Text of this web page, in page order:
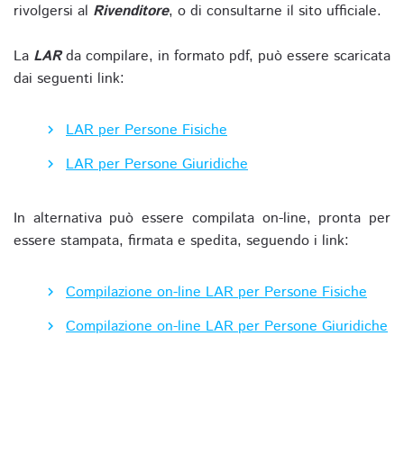
rivolgersi al Rivenditore, o di consultarne il sito ufficiale.
La LARda compilare, in formato pdf, può essere scaricata
dai seguenti link:
LAR per Persone Fisiche
LAR per Persone Giuridiche
In alternativa può essere compilata on-line, pronta per
essere stampata, firmata e spedita, seguendo i link:
Compilazione on-line LAR per Persone Fisiche
Compilazione on-line LAR per Persone Giuridiche